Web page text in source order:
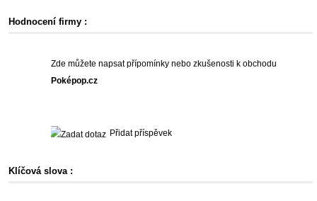
Hodnocení firmy :
Zde můžete napsat přípomínky nebo zkušenosti k obchodu
Poképop.cz
Přidat příspěvek
Klíčová slova :